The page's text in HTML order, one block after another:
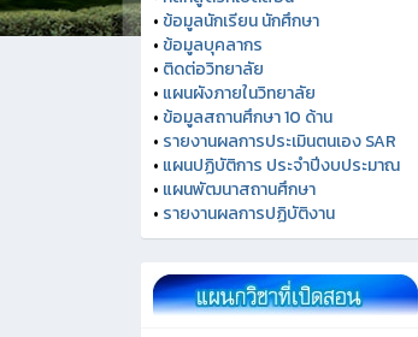
• ข้อมูลนักเรียน นักศึกษา
• ข้อมูลบุคลากร
• ติดต่อวิทยาลัย
• แผนผังภายในวิทยาลัย
• ข้อมูลสถานศึกษา 10 ด้าน
• รายงานผลการประเมินตนเอง SAR
• แผนปฏิบัติการ ประจำปีงบประมาณ
• แผนพัฒนาสถานศึกษา
• รายงานผลการปฏิบัติงาน